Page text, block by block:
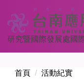
到
主
要
內
研究暨國際發展處國
首頁 活動紀實